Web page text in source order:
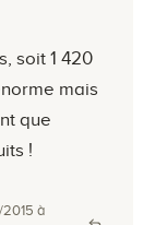
soit 1 420
mais
que
!
2015 à